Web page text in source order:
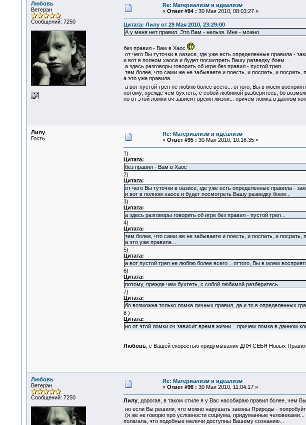
Любовь
Ветеран
Сообщений: 7250
Re: Материализм и идеализм
« Ответ #94 : 30 Мая 2010, 08:03:27 »
Цитата: Лилу от 29 Мая 2010, 23:29:00
А у меня нет правил. Это Вам - нельзя. Мне - можно.
без правил - Вам в Хаос
от чего Вы туточки в оазисе, где уже есть определенные правила -
и вот в полном хаосе и будет посмотреть Вашу разведку боем...
а здесь разговоры говорить об игре без правил - пустой треп...
тем более, что сами же не забываете и поесть, и поспать, и посрать,
а это уже правила...
а вот пустой треп не люблю более всего... оттого, Вы в моем
потому, прежде чем бухтеть, с собой любимой разберитесь, бо
но от этой ломки оч зависит время жизни... причем ломка в данном
Лилу
Гость
Re: Материализм и идеализм
« Ответ #95 : 30 Мая 2010, 10:16:35 »
1)
Цитата:
без правил - Вам в Хаос
2)
Цитата:
от чего Вы туточки в оазисе, где уже есть определенные правила -
и вот в полном хаосе и будет посмотреть Вашу разведку боем...
3)
Цитата:
а здесь разговоры говорить об игре без правил - пустой треп...
4)
Цитата:
тем более, что сами же не забываете и поесть, и поспать, и посрать,
а это уже правила...
5)
Цитата:
а вот пустой треп не люблю более всего... оттого, Вы в моем
6)
Цитата:
потому, прежде чем бухтеть, с собой любимой разберитесь
7)
Цитата:
бо возможна только ломка личных правил, да и то в определенных
8 )
Цитата:
но от этой ломки оч зависит время жизни... причем ломка в данном
Любовь, с Вашей скоростью придумывания ДЛЯ СЕБЯ Новых Правил
Любовь
Ветеран
Сообщений: 7250
Re: Материализм и идеализм
« Ответ #96 : 30 Мая 2010, 11:04:17 »
Лилу, дорогая, в таком стиле я у Вас насобираю правил более, чем Вы
но если Вы решили, что можно нарушать законы Природы -
(я же не говорю про условности социума, придуманные человеками...
полагала, что подобные мелочи доступны Вашему сознанию...